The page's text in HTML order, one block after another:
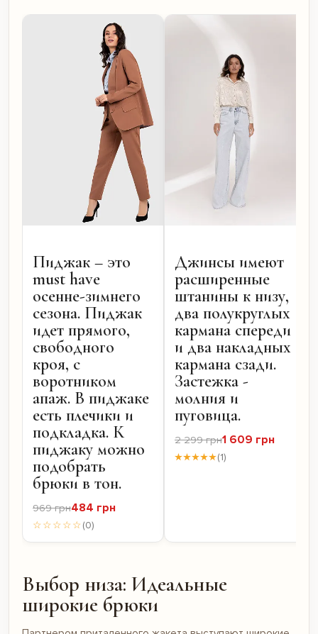
Пиджак – это
must have
осенне-зимнего
сезона. Пиджак
идет прямого,
свободного
кроя, с
воротником
апаж. В пиджаке
есть плечики и
подкладка. К
пиджаку можно
подобрать
брюки в тон.
969 грн484 грн
☆☆☆☆☆(0)
Джинсы имеют
расширенные
штанины к низу,
два полукруглых
кармана спереди
и два накладных
кармана сзади.
Застежка -
молния и
пуговица.
2 299 грн1 609 грн
★★★★★(1)
Выбор низа: Идеальные
широкие брюки